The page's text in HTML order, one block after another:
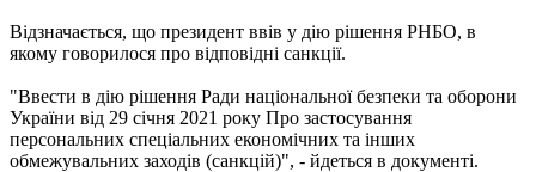
Відзначається, що президент ввів у дію рішення РНБО, в
якому говорилося про відповідні санкції.
"Ввести в дію рішення Ради національної безпеки та оборони
України від 29 січня 2021 року Про застосування
персональних спеціальних економічних та інших
обмежувальних заходів (санкцій)", - йдеться в документі.